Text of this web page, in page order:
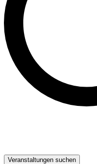
Veranstaltungen suchen